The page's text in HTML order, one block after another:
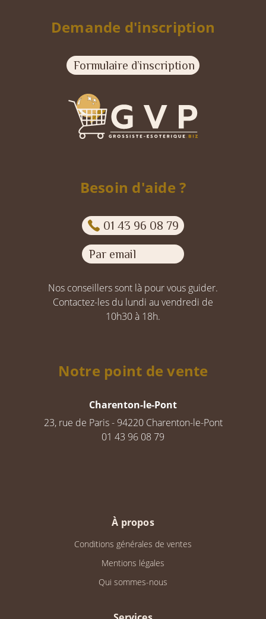
Demande d'inscription
Formulaire d’inscription
Besoin d'aide ?
01 43 96 08 79
Par email
Nos conseillers sont là pour vous guider.
Contactez-les du lundi au vendredi de
10h30 à 18h.
Notre point de vente
Charenton-le-Pont
23, rue de Paris - 94220 Charenton-le-Pont
01 43 96 08 79
À propos
Conditions générales de ventes
Mentions légales
Qui sommes-nous